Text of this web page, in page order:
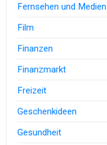
Fernsehen und Medien
Film
Finanzen
Finanzmarkt
Freizeit
Geschenkideen
Gesundheit